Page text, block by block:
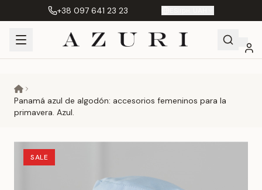
+38 097 641 23 23
Panamá azul de algodón: accesorios femeninos para la
primavera. Azul.
SALE